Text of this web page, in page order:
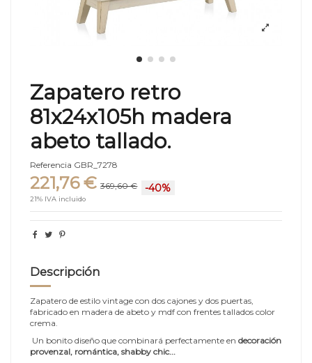
Zapatero retro
81x24x105h madera
abeto tallado.
Referencia GBR_7278
221,76 € 369,60 € -40%
21% IVA incluido
Descripción
Zapatero de estilo vintage con dos cajones y dos puertas,
fabricado en madera de abeto y mdf con frentes tallados color
crema.
Un bonito diseño que combinará perfectamente en decoración
provenzal, romántica, shabby chic...